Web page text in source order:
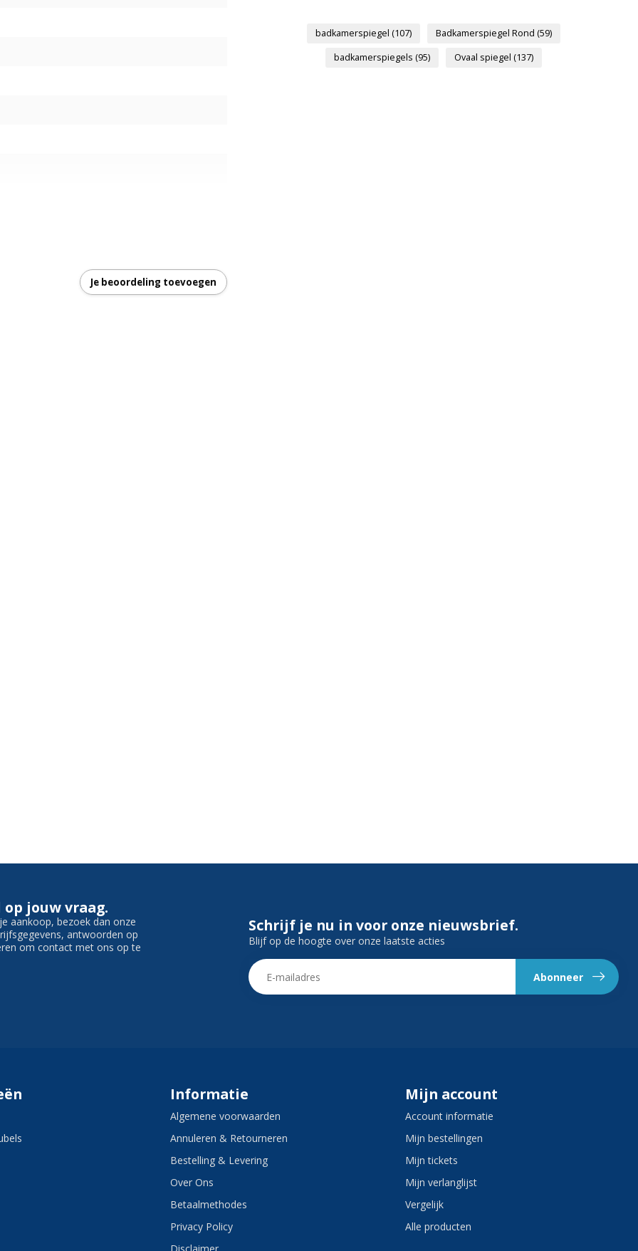
Je beoordeling toevoegen
badkamerspiegel (107) Badkamerspiegel Rond (59)
badkamerspiegels (95) Ovaal spiegel (137)
jouw vraag.
aankoop, bezoek dan onze
antwoorden op
om contact met ons op te
Schrijf je nu in voor onze nieuwsbrief.
Blijf op de hoogte over onze laatste acties
Abonneer
Informatie
Algemene voorwaarden
Annuleren & Retourneren
Bestelling & Levering
Over Ons
Betaalmethodes
Privacy Policy
Mijn account
Account informatie
Mijn bestellingen
Mijn tickets
Mijn verlanglijst
Vergelijk
Alle producten